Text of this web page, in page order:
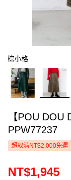
棕小格
【POU
PPW77237
超取滿NT$2,000免運
NT$1,945